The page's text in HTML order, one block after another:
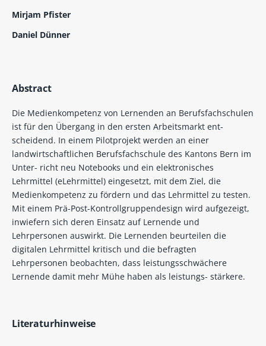
Mirjam Pfister
Daniel Dünner
Abstract
Die Medienkompetenz von Lernenden an Berufsfachschulen
ist für den Übergang in den ersten Arbeitsmarkt ent-
scheidend. In einem Pilotprojekt werden an einer
landwirtschaftlichen Berufsfachschule des Kantons Bern im
Unter- richt neu Notebooks und ein elektronisches
Lehrmittel (eLehrmittel) eingesetzt, mit dem Ziel, die
Medienkompetenz zu fördern und das Lehrmittel zu testen.
Mit einem Prä-Post-Kontrollgruppendesign wird aufgezeigt,
inwiefern sich deren Einsatz auf Lernende und
Lehrpersonen auswirkt. Die Lernenden beurteilen die
digitalen Lehrmittel kritisch und die befragten
Lehrpersonen beobachten, dass leistungsschwächere
Lernende damit mehr Mühe haben als leistungs- stärkere.
Literaturhinweise